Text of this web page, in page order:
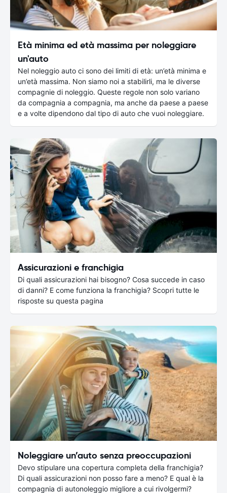
Età minima ed età massima per noleggiare
un'auto
Nel noleggio auto ci sono dei limiti di età: un’età minima e
un’età massima. Non siamo noi a stabilirli, ma le diverse
compagnie di noleggio. Queste regole non solo variano
da compagnia a compagnia, ma anche da paese a paese
e a volte dipendono dal tipo di auto che vuoi noleggiare.
Assicurazioni e franchigia
Di quali assicurazioni hai bisogno? Cosa succede in caso
di danni? E come funziona la franchigia? Scopri tutte le
risposte su questa pagina
Noleggiare un’auto senza preoccupazioni
Devo stipulare una copertura completa della franchigia?
Di quali assicurazioni non posso fare a meno? E qual è la
compagnia di autonoleggio migliore a cui rivolgermi?